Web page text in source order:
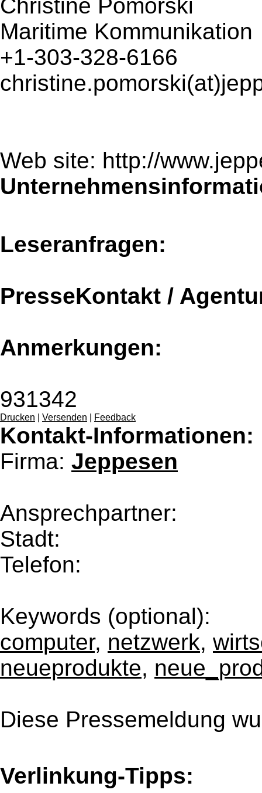
Christine Pomorski
Maritime Kommunikation
+1-303-328-6166
Web site: http://
Leseranfragen:
PresseKontakt /
Anmerkungen:
931342
Drucken Versenden Feedback
Kontakt-Informationen:
Firma: Jeppesen
Ansprechpartner:
Stadt:
Telefon:
Keywords (optional):
computer, netzwerk,
neueprodukte,
Diese Pressemeldung
Verlinkung-Tipps: